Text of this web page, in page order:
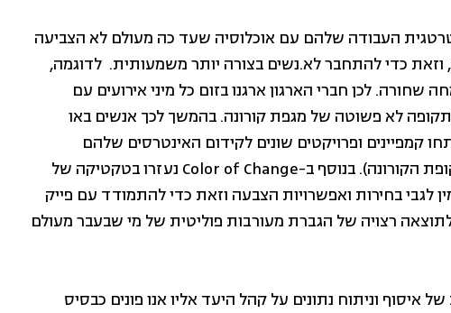
העבודה שלהם עם אוכלוסיה שעד כה מעולם לא הצביעה
וזאת כדי להתחבר לא.נשים בצורה יותר משמעותית. לדוגמה,
לכן חברי הארגון ארגנו בזום כל מיני אירועים עם
לא פשוטה של מגפת קורונה. בהמשך לכך אנשים באו
קמפיינים ופרויקטים שונים לקידום האינטרסים שלהם
בקהילה (לדוגמה – שוק חקלאים מקומי בתקופת הקורונה). בנוסף ב-Color of Change נעזרו בטקטיקה של
לגבי בחירות ואפשרויות הצבעה וזאת כדי להתמודד עם פייק
רצויה של הגברת מעורבות פוליטית של מי שבעבר מעולם
וניתוח נתונים על קהל היעד אליו אנו פונים כבסיס